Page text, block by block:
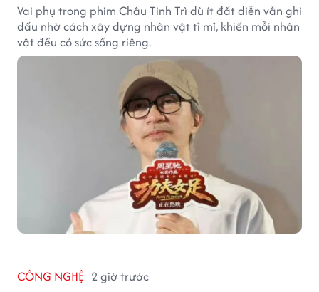
Vai phụ trong phim Châu Tinh Trì dù ít đất diễn vẫn ghi
dấu nhờ cách xây dựng nhân vật tỉ mỉ, khiến mỗi nhân
vật đều có sức sống riêng.
CÔNG NGHỆ 2 giờ trước